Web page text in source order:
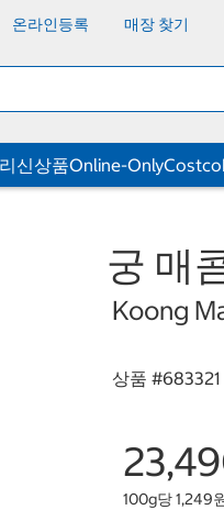
온라인등록 매장 찾기
신상품Online-Only
궁 매
Koong
상품 #683321
100g당 1,249